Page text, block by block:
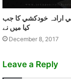
ارادہ خودکشي کا جب
کيا ميں نے
December 8, 2017
Leave a Reply